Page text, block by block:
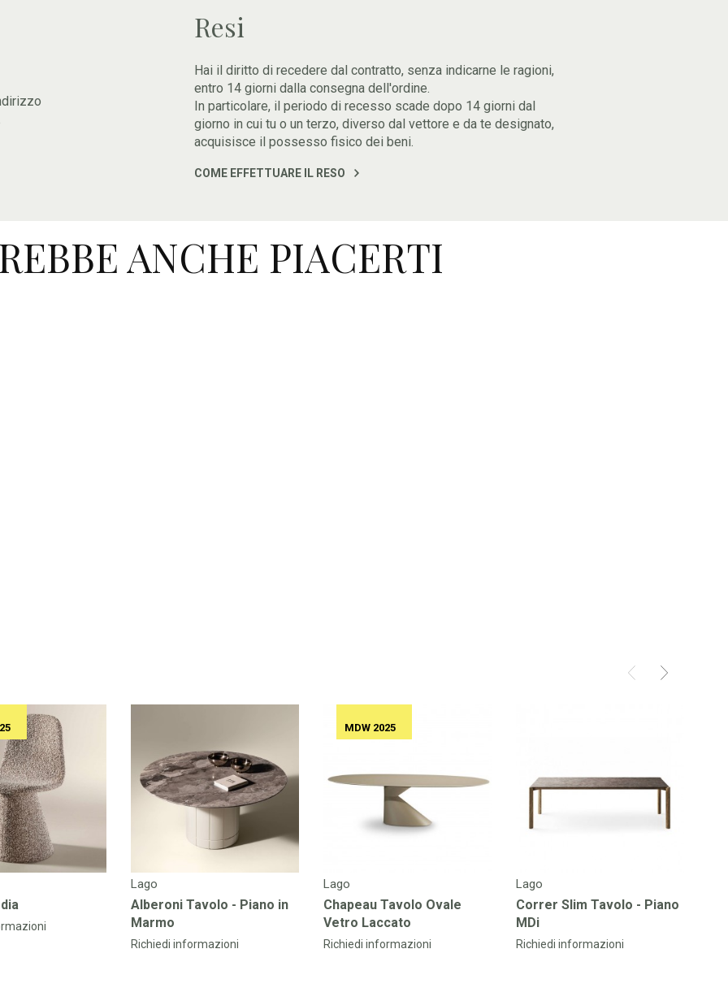
Resi
Hai il diritto di recedere dal contratto, senza indicarne le ragioni,
entro 14 giorni dalla consegna dell'ordine.
In particolare, il periodo di recesso scade dopo 14 giorni dal
giorno in cui tu o un terzo, diverso dal vettore e da te designato,
acquisisce il possesso fisico dei beni.
COME EFFETTUARE IL RESO
ANCHE PIACERTI
Lago
Alberoni Tavolo - Piano in
Marmo
Richiedi informazioni
Lago
Chapeau Tavolo Ovale
Vetro Laccato
MDW 2025
Richiedi informazioni
Lago
Correr Slim Tavolo - Piano
MDi
Richiedi informazioni